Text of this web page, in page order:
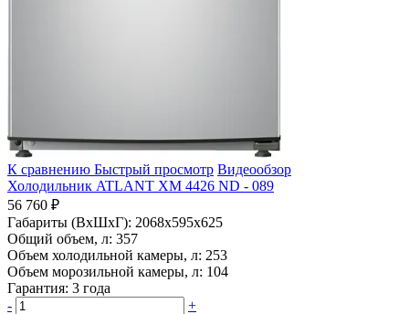
К сравнению Быстрый просмотр Видеообзор
Холодильник ATLANT ХМ 4426 ND - 089
56 760 ₽
Габариты (ВхШхГ): 2068x595x625
Общий объем, л: 357
Объем холодильной камеры, л: 253
Объем морозильной камеры, л: 104
Гарантия: 3 года
-
+